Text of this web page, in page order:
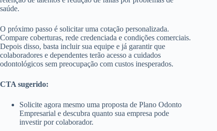
saúde.
O próximo passo é solicitar uma cotação personalizada.
Compare coberturas, rede credenciada e condições comerciais.
Depois disso, basta incluir sua equipe e já garantir que
colaboradores e dependentes terão acesso a cuidados
odontológicos sem preocupação com custos inesperados.
CTA sugerido:
Solicite agora mesmo uma proposta de Plano Odonto
Empresarial e descubra quanto sua empresa pode
investir por colaborador.